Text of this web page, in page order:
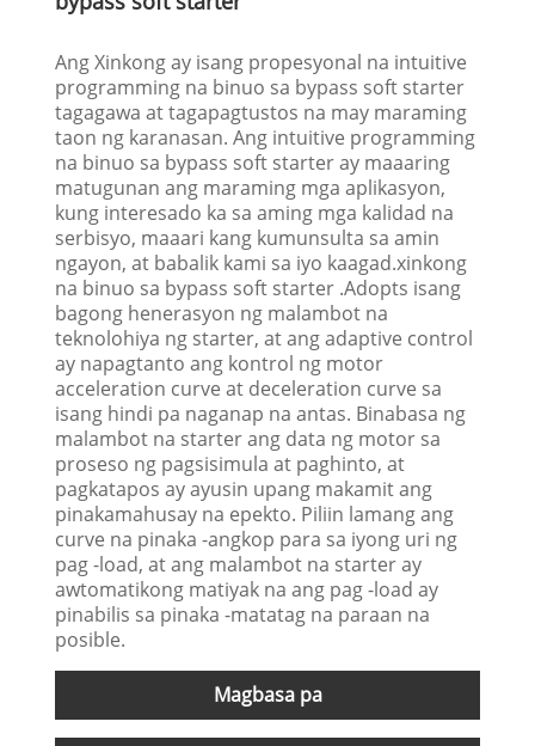
Ang Xinkong ay isang propesyonal na intuitive
programming na binuo sa bypass soft starter
tagagawa at tagapagtustos na may maraming
taon ng karanasan. Ang intuitive programming
na binuo sa bypass soft starter ay maaaring
matugunan ang maraming mga aplikasyon,
kung interesado ka sa aming mga kalidad na
serbisyo, maaari kang kumunsulta sa amin
ngayon, at babalik kami sa iyo kaagad.xinkong
na binuo sa bypass soft starter .Adopts isang
bagong henerasyon ng malambot na
teknolohiya ng starter, at ang adaptive control
ay napagtanto ang kontrol ng motor
acceleration curve at deceleration curve sa
isang hindi pa naganap na antas. Binabasa ng
malambot na starter ang data ng motor sa
proseso ng pagsisimula at paghinto, at
pagkatapos ay ayusin upang makamit ang
pinakamahusay na epekto. Piliin lamang ang
curve na pinaka -angkop para sa iyong uri ng
pag -load, at ang malambot na starter ay
awtomatikong matiyak na ang pag -load ay
pinabilis sa pinaka -matatag na paraan na
posible.
Magbasa pa